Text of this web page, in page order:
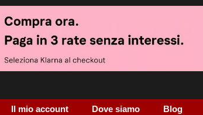
Il mio account Dove siamo Blog